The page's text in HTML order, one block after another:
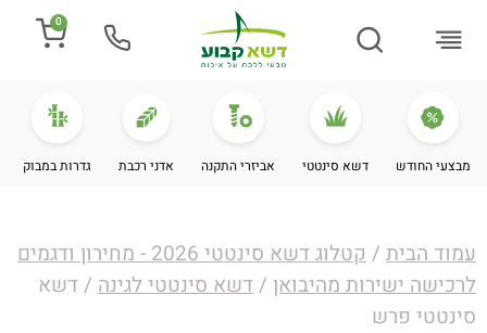
0
מבצעי החודש דשא סינטטי אביזרי התקנה אדני רכבת גדרות במבוק
עמוד הבית /
קטלוג דשא סינטטי 2026 - מחירון ודגמים
לרכישה ישירות מהיבואן /דשא סינטטי לגינה / דשא
סינטטי פרש